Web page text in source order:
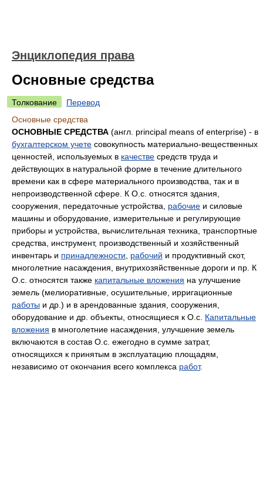
Энциклопедия права
Основные средства
Толкование
Перевод
Основные средства
ОСНОВНЫЕ СРЕДСТВА (англ. principal means of enterprise) - в
бухгалтерском учете совокупность материально-вещественных
ценностей, используемых в качестве средств труда и
действующих в натуральной форме в течение длительного
времени как в сфере материального производства, так и в
непроизводственной сфере. К О.с. относятся здания,
сооружения, передаточные устройства, рабочие и силовые
машины и оборудование, измерительные и регулирующие
приборы и устройства, вычислительная техника, транспортные
средства, инструмент, производственный и хозяйственный
инвентарь и принадлежности рабочий и продуктивный скот,
многолетние насаждения, внутрихозяйственные дороги и пр. К
О.с. относятся также капитальные вложения на улучшение
земель (мелиоративные, осушительные, ирригационные
работы и др.) и в арендованные здания, сооружения,
оборудование и др. объекты, относящиеся к О.с. Капитальные
вложения в многолетние насаждения, улучшение земель
включаются в состав О.с. ежегодно в сумме затрат,
относящихся к принятым в эксплуатацию площадям,
независимо от окончания всего комплекса работ.